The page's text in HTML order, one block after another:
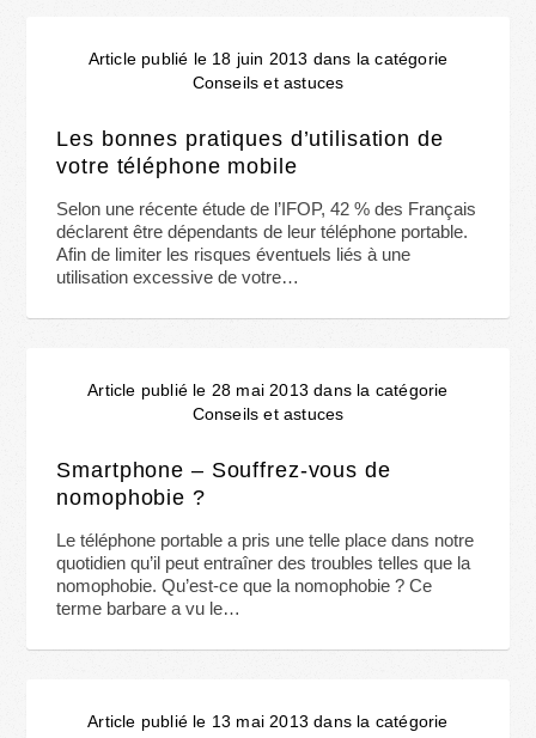
Article publié le 18 juin 2013 dans la catégorie
Conseils et astuces
Les bonnes pratiques d’utilisation de
votre téléphone mobile
Selon une récente étude de l’IFOP, 42 % des Français
déclarent être dépendants de leur téléphone portable.
Afin de limiter les risques éventuels liés à une
utilisation excessive de votre…
Article publié le 28 mai 2013 dans la catégorie
Conseils et astuces
Smartphone – Souffrez-vous de
nomophobie ?
Le téléphone portable a pris une telle place dans notre
quotidien qu’il peut entraîner des troubles telles que la
nomophobie. Qu’est-ce que la nomophobie ? Ce
terme barbare a vu le…
Article publié le 13 mai 2013 dans la catégorie